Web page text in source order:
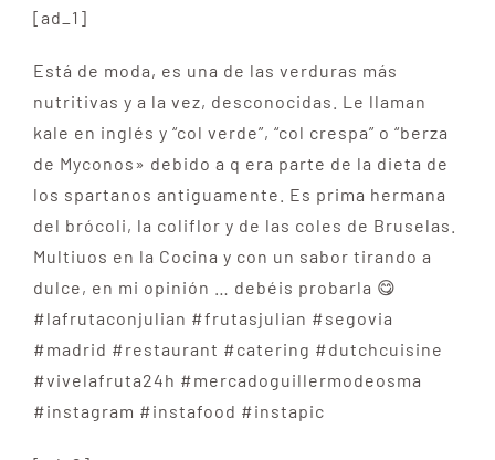
[ad_1]
Está de moda, es una de las verduras más
nutritivas y a la vez, desconocidas. Le llaman
kale en inglés y “col verde”, “col crespa” o “berza
de Myconos» debido a q era parte de la dieta de
los spartanos antiguamente. Es prima hermana
del brócoli, la coliflor y de las coles de Bruselas.
Multiuos en la Cocina y con un sabor tirando a
dulce, en mi opinión … debéis probarla 😋
#lafrutaconjulian #frutasjulian #segovia
#madrid #restaurant #catering #dutchcuisine
#vivelafruta24h #mercadoguillermodeosma
#instagram #instafood #instapic